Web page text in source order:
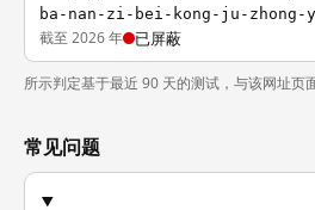
ba-nan-zi-bei-kong-ju-zhong-
截至 2026 年 已屏蔽
所示判定基于最近 90 天的测试，与该网址页
常见问题